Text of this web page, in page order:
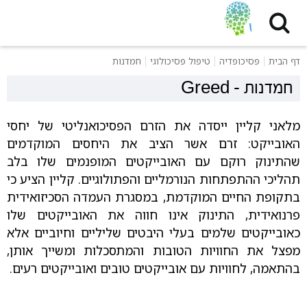
דף הבית פסיכופדיה טיפול פסיכולוגי חמדנות
Greed - חמדנות
מלאני קליין ייסדה את הזרם הפסיכואנליטי של יחסי
האובייקט: זרם אשר הציב את היחסים המוקדמים
שהתינוק רוקם עם האובייקטים המופנמים שלו בלב
תהליכי ההתפתחות הנורמליים והפתולוגיים. קליין הציע כי
בתקופת החיים המוקדמת, במסגרת העמדה הסכיזואידית
פרנואידית, התינוק אינו חווה את האובייקטים שלו
כאובייקטים שלמים בעלי היבטים שליליים וחיוביים אלא
מפצל את החוויות הטובות והמתסכלות ומשייך אותן,
בהתאמה, לחוויות עם אובייקטים טובים ואובייקטים רעים.